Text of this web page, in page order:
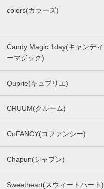
colors(カラーズ)
Candy Magic 1day(キャンディ
ーマジック)
Quprie(キュプリエ)
CRUUM(クルーム)
CoFANCY(コファンシー)
Chapun(シャプン)
Sweetheart(スウィートハート)